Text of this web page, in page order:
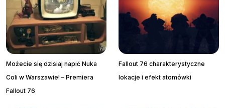
Możecie się dzisiaj napić Nuka
Coli w Warszawie! – Premiera
Fallout 76
Fallout 76 charakterystyczne
lokacje i efekt atomówki